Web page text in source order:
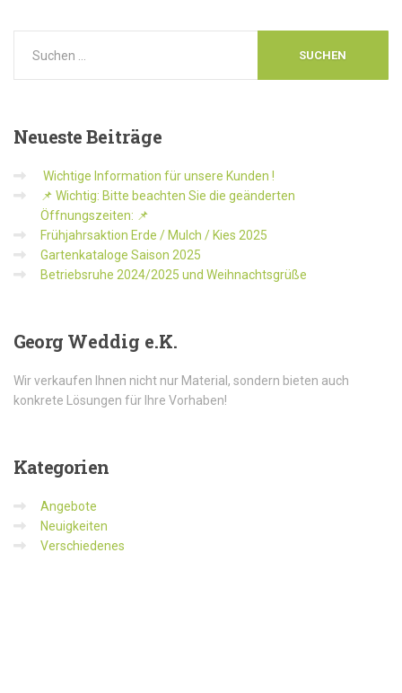
NeuesteBeiträge
Wichtige Information für unsere Kunden !
📌 Wichtig: Bitte beachten Sie die geänderten
Öffnungszeiten: 📌
Frühjahrsaktion Erde / Mulch / Kies 2025
Gartenkataloge Saison 2025
Betriebsruhe 2024/2025 und Weihnachtsgrüße
Georg Weddig e.K.
Wir verkaufen Ihnen nicht nur Material, sondern bieten auch
konkrete Lösungen für Ihre Vorhaben!
Kategorien
Angebote
Neuigkeiten
Verschiedenes